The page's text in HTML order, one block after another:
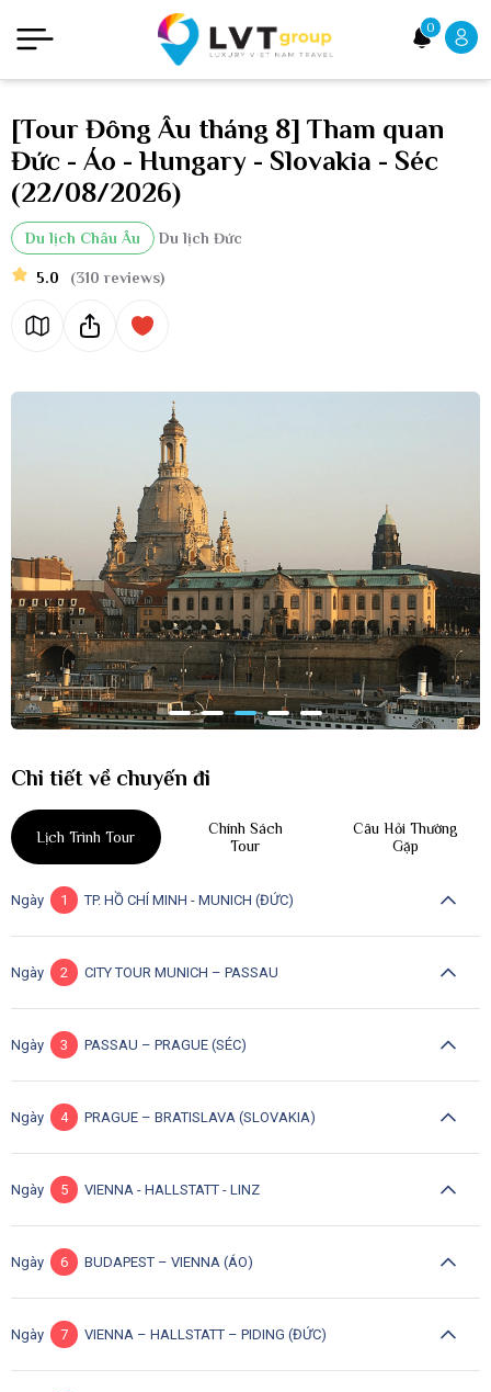
0
[Tour Đông Âu tháng 8] Tham quan
Đức - Áo - Hungary - Slovakia - Séc
(22/08/2026)
Du lịch Châu Âu Du lịch Đức
5.0 (310 reviews)
Chi tiết về chuyến đi
Lịch Trình Tour
Chính Sách
Tour
Câu Hỏi Thường
Gặp
Ngày 1 TP. HỒ CHÍ MINH - MUNICH (ĐỨC)
Ngày 2 CITY TOUR MUNICH – PASSAU
Ngày 3 PASSAU – PRAGUE (SÉC)
Ngày 4 PRAGUE – BRATISLAVA (SLOVAKIA)
Ngày 5 VIENNA - HALLSTATT - LINZ
Ngày 6 BUDAPEST – VIENNA (ÁO)
Ngày 7 VIENNA – HALLSTATT – PIDING (ĐỨC)